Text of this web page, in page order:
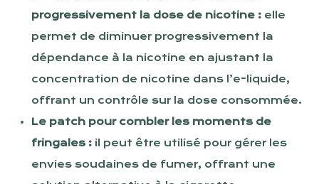
progressivement la dose de nicotine : elle
permet de diminuer progressivement la
dépendance à la nicotine en ajustant la
concentration de nicotine dans l’e-liquide,
offrant un contrôle sur la dose consommée.
Le patch pour combler les moments de
fringales : il peut être utilisé pour gérer les
envies soudaines de fumer, offrant une